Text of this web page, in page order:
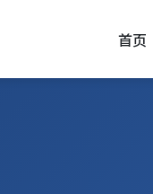
首页